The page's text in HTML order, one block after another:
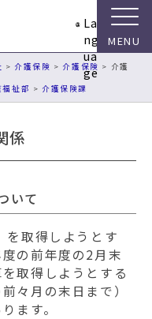
La
ng
ua
ge
> 介護保険 > 介護保険 > 介護
福祉部 > 介護保険課
係
いて
を取得しようとす
の前年度の2月末
取得しようとする
々月の末日まで）
ます。